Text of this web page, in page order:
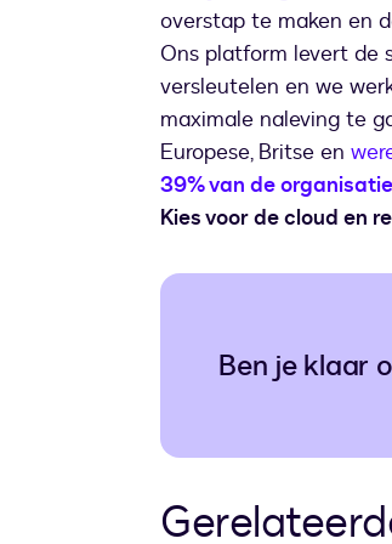
overstap te maken en
Ons platform levert de
versleutelen en we
maximale naleving te
Europese, Britse en
39% van de
Kies voor de cloud en
Ben je klaar